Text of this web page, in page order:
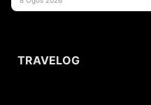
TRAVELOG